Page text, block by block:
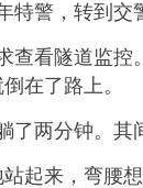
警，转到交警
看隧道监控
在了路上。
分钟。其间
来，弯腰想